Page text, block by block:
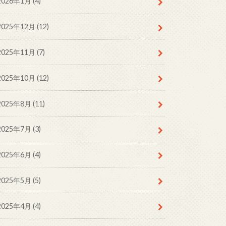
年12月 (12)
年11月 (7)
年10月 (12)
年8月 (11)
年7月 (3)
年6月 (4)
年5月 (5)
年4月 (4)